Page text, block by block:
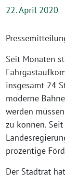
22. April 2020
Seit Monaten
insgesamt 24
moderne
werden
zu können.
prozentige
Der Stadtrat